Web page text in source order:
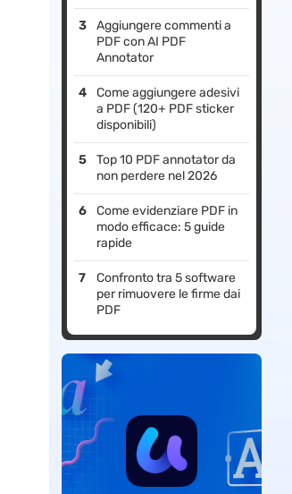
Aggiungere commenti a
PDF con AI PDF
Annotator
Come aggiungere adesivi
a PDF (120+ PDF sticker
disponibili)
Top 10 PDF annotator da
non perdere nel 2026
Come evidenziare PDF in
modo efficace: 5 guide
rapide
Confronto tra 5 software
per rimuovere le firme dai
PDF